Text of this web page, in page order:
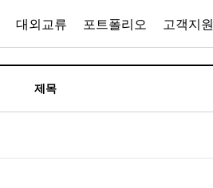
대외교류 포트폴리오 고객지원
제목